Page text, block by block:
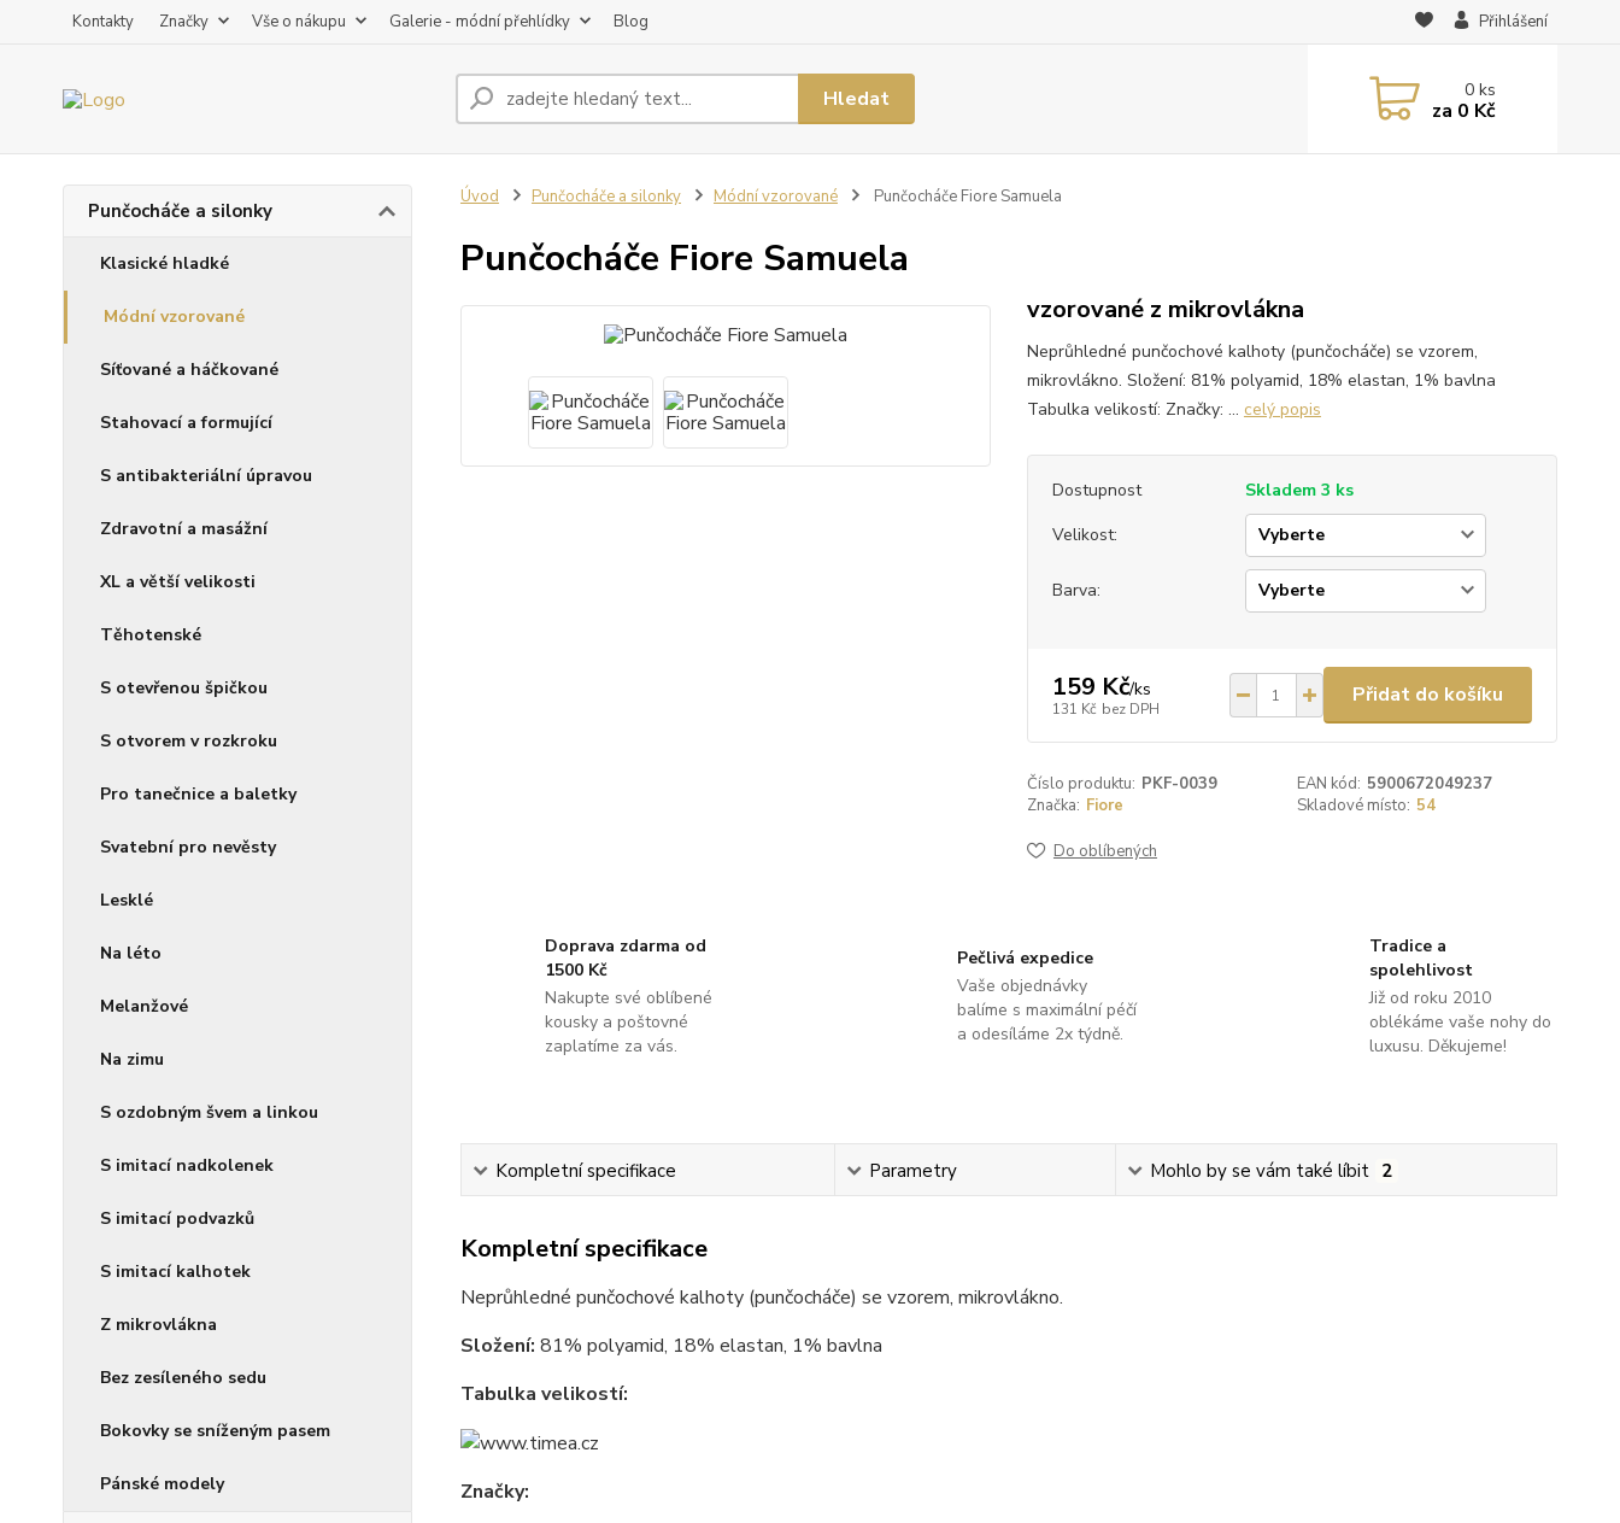
Kontakty Značky Vše o nákupu Galerie - módní přehlídky Blog Přihlášení
Hledat 0ks
za 0 Kč
Punčocháče a silonky
Klasické hladké
Módní vzorované
Síťované a háčkované
Stahovací a formující
S antibakteriální úpravou
Zdravotní a masážní
XL a větší velikosti
Těhotenské
S otevřenou špičkou
S otvorem v rozkroku
Pro tanečnice a baletky
Svatební pro nevěsty
Lesklé
Na léto
Melanžové
Na zimu
S ozdobným švem a linkou
S imitací nadkolenek
S imitací podvazků
S imitací kalhotek
Z mikrovlákna
Bez zesíleného sedu
Bokovky se sníženým pasem
Pánské modely
Úvod Punčocháče a silonky Módní vzorované Punčocháče Fiore Samuela
Punčocháče Fiore Samuela
vzorované z mikrovlákna
Neprůhledné punčochové kalhoty (punčocháče) se vzorem,
mikrovlákno. Složení: 81% polyamid, 18% elastan, 1% bavlna
Tabulka velikostí: Značky: ... celý popis
Dostupnost
Skladem 3 ks
Velikost:
Barva:
159 Kč/ks
131 Kč bez DPH
Přidat do košíku
Číslo produktu: PKF-0039 EAN kód: 5900672049237
Značka: Fiore Skladové místo: 54
Do oblíbených
Doprava zdarma od
1500 Kč
Nakupte své oblíbené
kousky a poštovné
zaplatíme za vás.
Pečlivá expedice
Vaše objednávky
balíme s maximální péčí
a odesíláme 2x týdně.
Tradice a
spolehlivost
Již od roku 2010
oblékáme vaše nohy do
luxusu. Děkujeme!
Kompletní specifikace Parametry Mohlo by se vám také líbit 2
Kompletní specifikace
Neprůhledné punčochové kalhoty (punčocháče) se vzorem, mikrovlákno.
Složení: 81% polyamid, 18% elastan, 1% bavlna
Tabulka velikostí:
Značky: